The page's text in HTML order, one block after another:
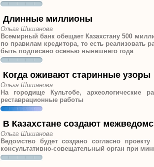
Длинные миллионы
Ольга Шишанова
Всемирный банк обещает Казахстану 500
по правилам кредитора, то есть реализовать
быть подписано осенью нынешнего года
Когда оживают старинные узоры
Ольга Шишанова
На городище Культобе, археологические
реставрационные работы
В Казахстане создают
Ольга Шишанова
Ведомство будет создано согласно
консультативно-совещательный орган при